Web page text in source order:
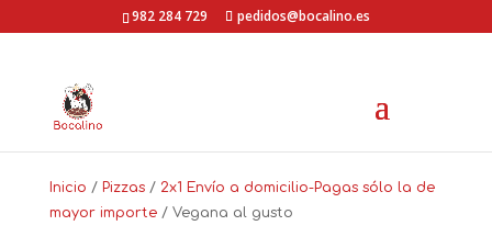
982 284 729 pedidos@bocalino.es
Inicio / Pizzas/ 2x1 Envío a domicilio-Pagas sólo la de
mayor importe/ Vegana al gusto